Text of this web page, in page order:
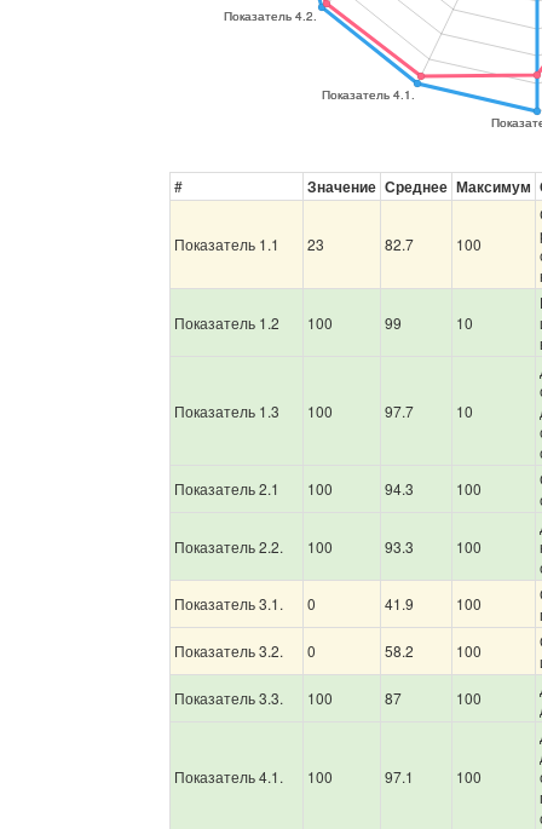
# Значение Среднее Максимум
Показатель 1.1 23 82.7 100
Показатель 1.2 100 99 10
Показатель 1.3 100 97.7 10
Показатель 2.1
100 94.3 100
Показатель 2.2. 100 93.3 100
Показатель 3.1.
0 41.9 100
Показатель 3.2.
0 58.2 100
Показатель 3.3.
100 87 100
Показатель 4.1. 100 97.1 100